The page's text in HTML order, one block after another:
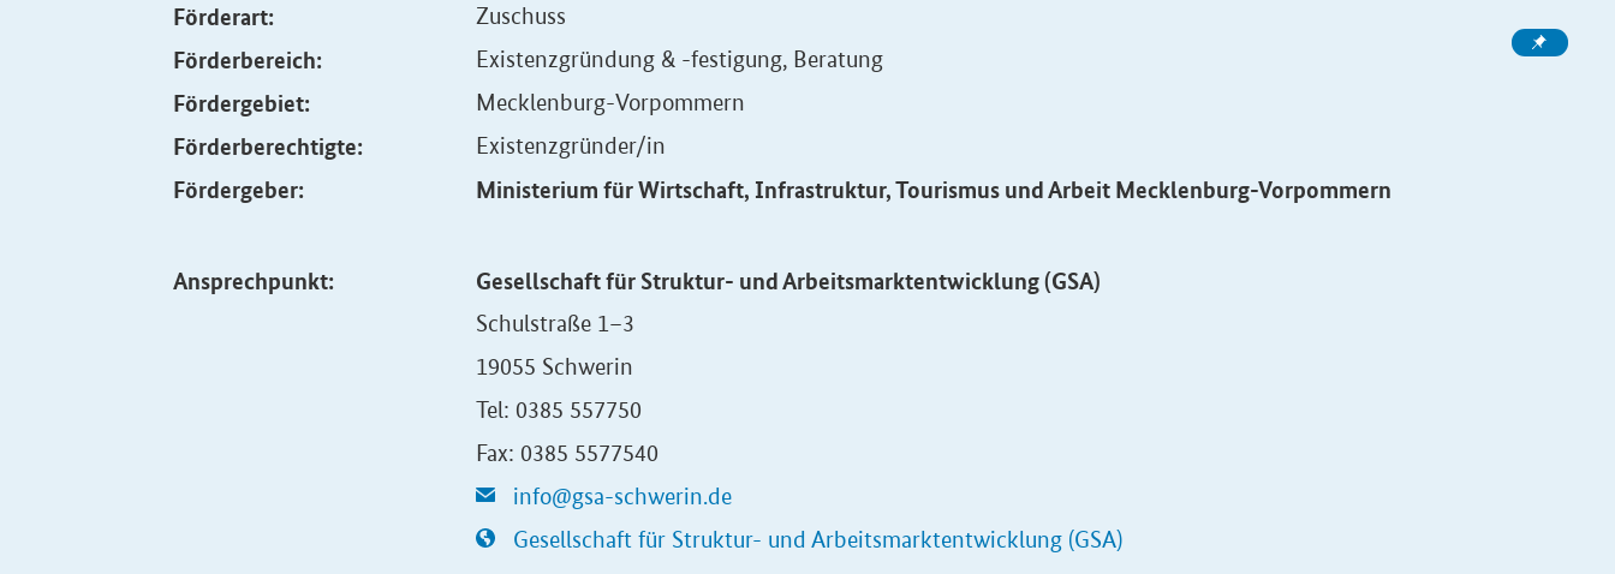
Förderart: Zuschuss
Förderbereich: Existenzgründung & -festigung, Beratung
Fördergebiet: Mecklenburg-Vorpommern
Förderberechtigte: Existenzgründer/in
Fördergeber: Ministerium für Wirtschaft, Infrastruktur, Tourismus und Arbeit Mecklenburg-Vorpommern
Ansprechpunkt: Gesellschaft für Struktur- und Arbeitsmarktentwicklung (GSA)
Schulstraße 1–3
19055 Schwerin
Tel: 0385 557750
Fax: 0385 5577540
info@gsa-schwerin.de
Gesellschaft für Struktur- und Arbeitsmarktentwicklung (GSA)